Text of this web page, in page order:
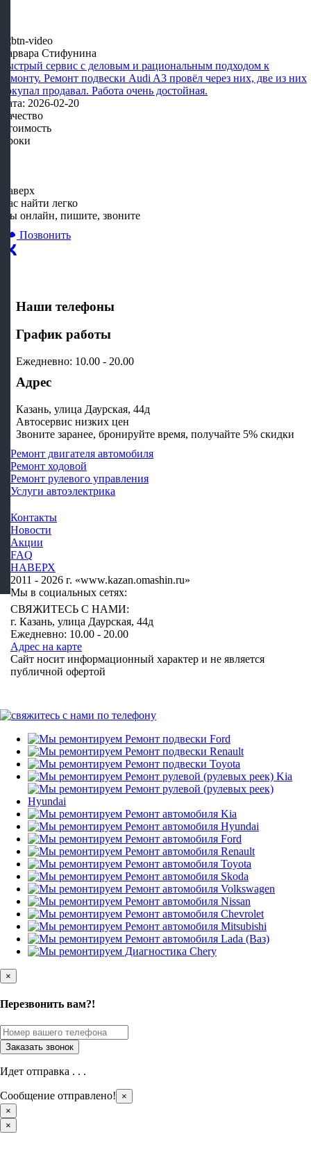
Варвара Стифунина
Быстрый сервис с деловым и рациональным подходом к
ремонту. Ремонт подвески Audi A3 провёл через них, две из них
покупал продавал. Работа очень достойная.
Дата: 2026-02-20
Качество
Стоимость
Сроки
Наверх
Нас найти легко
Мы онлайн, пишите, звоните
Позвонить
Наши телефоны
График работы
Ежедневно: 10.00 - 20.00
Адрес
Казань, ​улица ​Даурская, 44д
Автосервис низких цен
Звоните заранее, бронируйте время, получайте 5% скидки
Контакты
Новости
Акции
FAQ
НАВЕРХ
2011 - 2026 г. «www.kazan.omashin.ru»
Ремонт двигателя автомобиля
Ремонт ходовой
Ремонт рулевого управления
Услуги автоэлектрика
Мы в социальных сетях:
СВЯЖИТЕСЬ С НАМИ:
г. Казань, ​улица ​Даурская, 44д
Ежедневно: 10.00 - 20.00
Адрес на карте
Сайт носит информационный характер и не является
публичной офертой
×
Перезвонить вам?!
Идет отправка . . .
Сообщение отправлено!
×
×
×